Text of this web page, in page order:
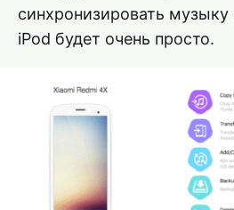
синхронизировать музыку
iPod будет очень просто.